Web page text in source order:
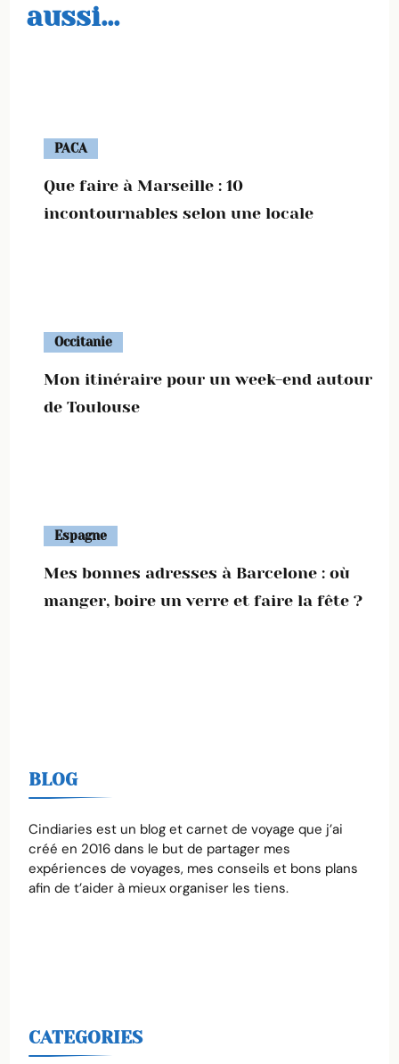
aussi...
PACA
Que faire à Marseille : 10
incontournables selon une locale
Occitanie
Mon itinéraire pour un week-end autour
de Toulouse
Espagne
Mes bonnes adresses à Barcelone : où
manger, boire un verre et faire la fête ?
BLOG
Cindiaries est un blog et carnet de voyage que j’ai
créé en 2016 dans le but de partager mes
expériences de voyages, mes conseils et bons plans
afin de t’aider à mieux organiser les tiens.
CATEGORIES